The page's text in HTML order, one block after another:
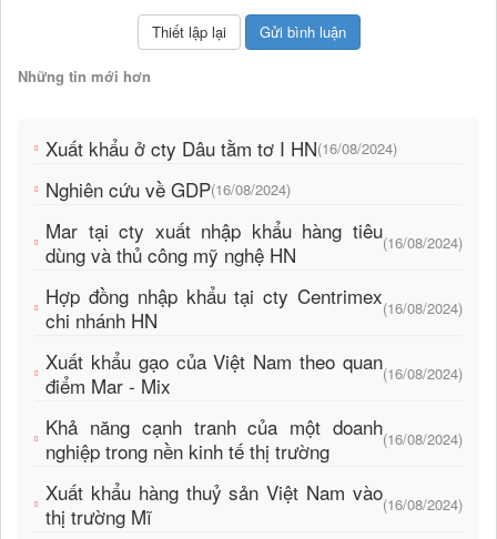
Những tin mới hơn
Xuất khẩu ở cty Dâu tằm tơ I HN(16/08/2024)
Nghiên cứu về GDP(16/08/2024)
Mar tại cty xuất nhập khẩu hàng tiêu
dùng và thủ công mỹ nghệ HN
(16/08/2024)
Hợp đồng nhập khẩu tại cty Centrimex
chi nhánh HN
(16/08/2024)
Xuất khẩu gạo của Việt Nam theo quan
điểm Mar - Mix
(16/08/2024)
Khả năng cạnh tranh của một doanh
nghiệp trong nền kinh tế thị trường
(16/08/2024)
Xuất khẩu hàng thuỷ sản Việt Nam vào
thị trường Mĩ
(16/08/2024)